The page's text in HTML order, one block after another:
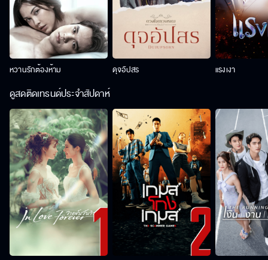
หวานรักต้องห้าม ดุจอัปสร แรงเงา
ดูสดติดเทรนด์ประจำสัปดาห์